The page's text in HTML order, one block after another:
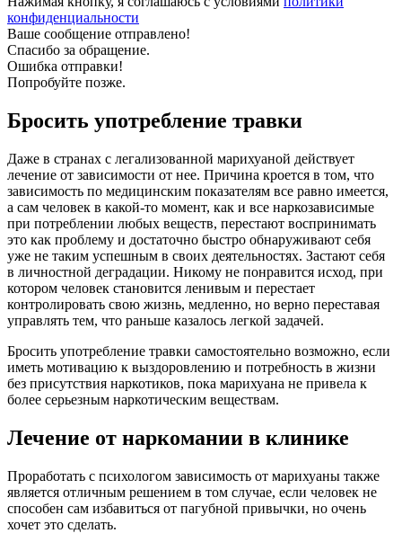
конфиденциальности
Ваше сообщение отправлено!
Спасибо за обращение.
Ошибка отправки!
Попробуйте позже.
Бросить употребление травки
Даже в странах с легализованной марихуаной действует
лечение от зависимости от нее. Причина кроется в том, что
зависимость по медицинским показателям все равно имеется,
а сам человек в какой-то момент, как и все наркозависимые
при потреблении любых веществ, перестают воспринимать
это как проблему и достаточно быстро обнаруживают себя
уже не таким успешным в своих деятельностях. Застают себя
в личностной деградации. Никому не понравится исход, при
котором человек становится ленивым и перестает
контролировать свою жизнь, медленно, но верно переставая
управлять тем, что раньше казалось легкой задачей.
Бросить употребление травки самостоятельно возможно, если
иметь мотивацию к выздоровлению и потребность в жизни
без присутствия наркотиков, пока марихуана не привела к
более серьезным наркотическим веществам.
Лечение от наркомании в клинике
Проработать с психологом зависимость от марихуаны также
является отличным решением в том случае, если человек не
способен сам избавиться от пагубной привычки, но очень
хочет это сделать.